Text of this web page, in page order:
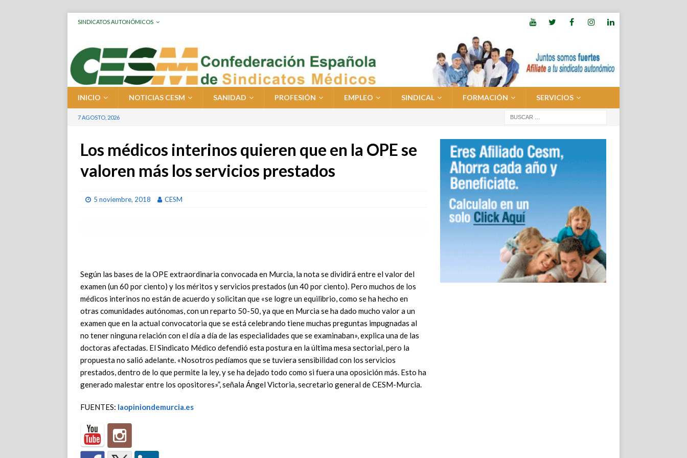
SINDICATOS AUTONÓMICOS
INICIO NOTICIAS CESM SANIDAD PROFESIÓN EMPLEO SINDICAL FORMACIÓN SERVICIOS
7 AGOSTO, 2026
Los médicos interinos quieren que en la OPE se
valoren más los servicios prestados
5 noviembre, 2018 CESM
Según las bases de la OPE extraordinaria convocada en Murcia, la nota se dividirá entre el valor del
examen (un 60 por ciento) y los méritos y servicios prestados (un 40 por ciento). Pero muchos de los
médicos interinos no están de acuerdo y solicitan que «se logre un equilibrio, como se ha hecho en
otras comunidades autónomas, con un reparto 50-50, ya que en Murcia se ha dado mucho valor a un
examen que en la actual convocatoria que se está celebrando tiene muchas preguntas impugnadas al
no tener ninguna relación con el día a día de las especialidades que se examinaban», explica una de las
doctoras afectadas. El Sindicato Médico defendió esta postura en la última mesa sectorial, pero la
propuesta no salió adelante. «Nosotros pedíamos que se tuviera sensibilidad con los servicios
prestados, dentro de lo que permite la ley, y se ha dejado todo como si fuera una oposición más. Esto ha
generado malestar entre los opositores»”, señala Ángel Victoria, secretario general de CESM-Murcia.
FUENTES: laopiniondemurcia.es